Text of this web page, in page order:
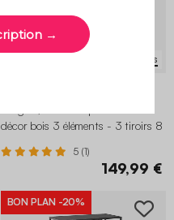
3 variantes
décor bois 3 éléments - 3 tiroirs 8
5 (1)
149,99 €
BON PLAN -20%